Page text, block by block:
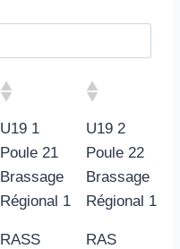
U19 1
Poule 21
Brassage
Régional 1
U19 2
Poule 22
Brassage
Régional 1
RASS
RAS